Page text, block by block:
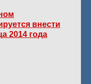
внести
2014 года